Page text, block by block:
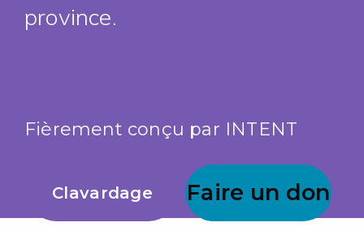
Clavardage Faire un don
province.
Fièrement conçu par INTENT